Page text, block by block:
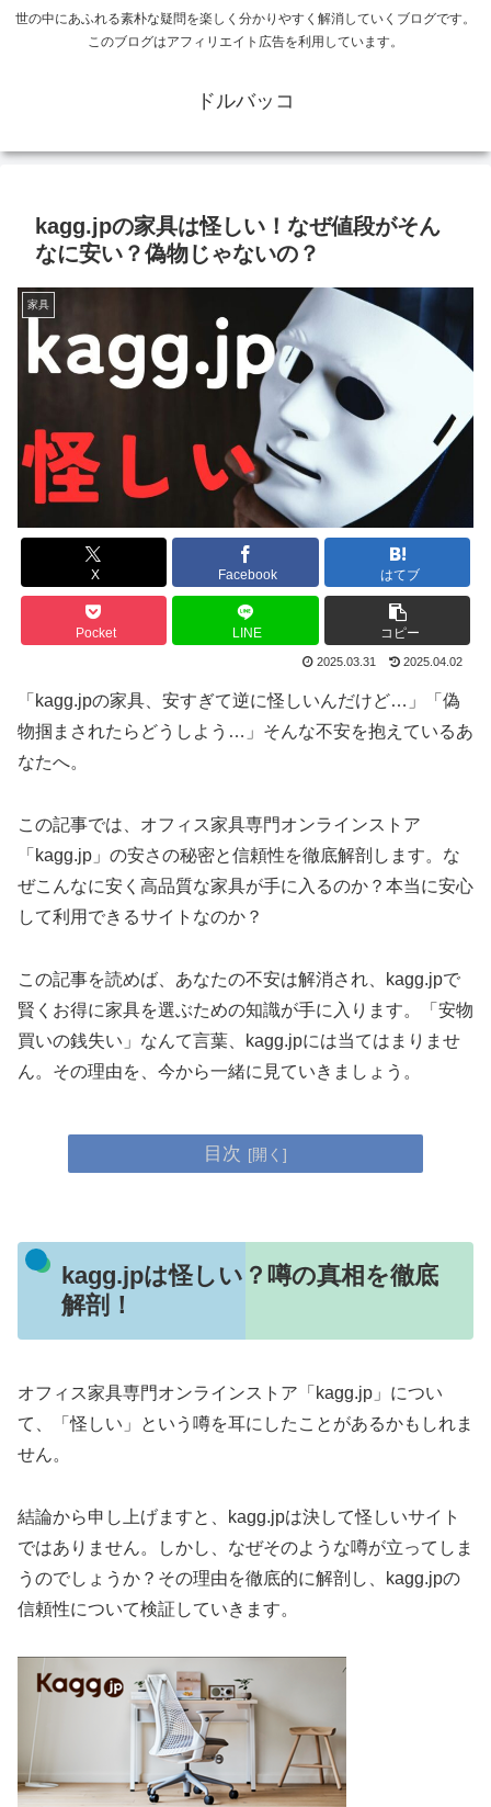
世の中にあふれる素朴な疑問を楽しく分かりやすく解消していくブログです。
このブログはアフィリエイト広告を利用しています。
ドルバッコ
kagg.jpの家具は怪しい！なぜ値段がそん
なに安い？偽物じゃないの？
家具
X Facebook はてブ
Pocket LINE コピー
2025.03.31 2025.04.02
「kagg.jpの家具、安すぎて逆に怪しいんだけど…」「偽
物掴まされたらどうしよう…」そんな不安を抱えているあ
なたへ。
この記事では、オフィス家具専門オンラインストア
「kagg.jp」の安さの秘密と信頼性を徹底解剖します。な
ぜこんなに安く高品質な家具が手に入るのか？本当に安心
して利用できるサイトなのか？
この記事を読めば、あなたの不安は解消され、kagg.jpで
賢くお得に家具を選ぶための知識が手に入ります。「安物
買いの銭失い」なんて言葉、kagg.jpには当てはまりませ
ん。その理由を、今から一緒に見ていきましょう。
目次
kagg.jpは怪しい？噂の真相を徹底
解剖！
オフィス家具専門オンラインストア「kagg.jp」につい
て、「怪しい」という噂を耳にしたことがあるかもしれま
せん。
結論から申し上げますと、kagg.jpは決して怪しいサイト
ではありません。しかし、なぜそのような噂が立ってしま
うのでしょうか？その理由を徹底的に解剖し、kagg.jpの
信頼性について検証していきます。